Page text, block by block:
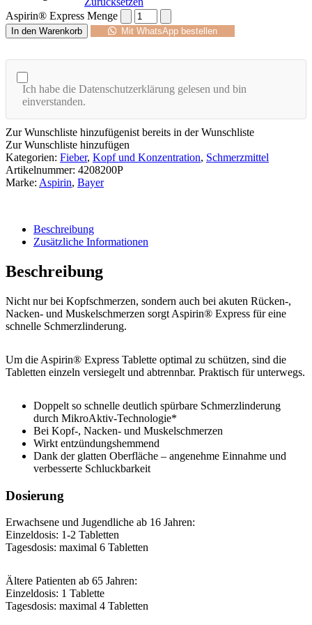
Aspirin® Express Menge
In den Warenkorb Mit WhatsApp bestellen
Ich habe die Datenschutzerklärung gelesen und bin
einverstanden.
Zur Wunschliste hinzufügenist bereits in der Wunschliste
Zur Wunschliste hinzufügen
Kategorien: Fieber, Kopf und Konzentration, Schmerzmittel
Artikelnummer: 4208200P
Marke: Aspirin, Bayer
Beschreibung
Zusätzliche Informationen
Beschreibung
Nicht nur bei Kopfschmerzen, sondern auch bei akuten Rücken-,
Nacken- und Muskelschmerzen sorgt Aspirin® Express für eine
schnelle Schmerzlinderung.
Um die Aspirin® Express Tablette optimal zu schützen, sind die
Tabletten einzeln versiegelt und abtrennbar. Praktisch für unterwegs.
Doppelt so schnelle deutlich spürbare Schmerzlinderung
durch MikroAktiv-Technologie*
Bei Kopf-, Nacken- und Muskelschmerzen
Wirkt entzündungshemmend
Dank der glatten Oberfläche – angenehme Einnahme und
verbesserte Schluckbarkeit
Dosierung
Erwachsene und Jugendliche ab 16 Jahren:
Einzeldosis: 1-2 Tabletten
Tagesdosis: maximal 6 Tabletten
Ältere Patienten ab 65 Jahren:
Einzeldosis: 1 Tablette
Tagesdosis: maximal 4 Tabletten